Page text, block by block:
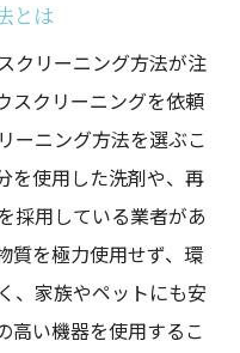
サービスの違い
スとは
の紹介
び方
内容の確認方法
トと福井県でのお
用する利点
とは
クリーニング方法が注
スクリーニングを依頼
ーニング方法を選ぶこ
を使用した洗剤や、再
採用している業者があ
質を極力使用せず、環
、家族やペットにも安
高い機器を使用するこ